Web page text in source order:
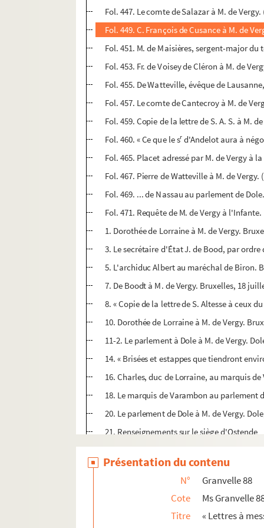
Fol. 447. Le comte de Salazar à M. de
Fol. 449. C. François de Cusance à M. de
Fol. 451. M. de Maisières, sergent-major
Fol. 453. Fr. de Voisey de Cléron à M. de
Fol. 455. De Watteville, évêque de
Fol. 457. Le comte de Cantecroy à M. de
Fol. 459. Copie de la lettre de S. A. S. à M.
Fol. 460. « Ce que le sr d'Andelot aura à
Fol. 465. Placet adressé par M. de Vergy à la
Fol. 467. Pierre de Watteville à M. de Vergy.
Fol. 469. ... de Nassau au parlement de
Fol. 471. Requête de M. de Vergy à
1. Dorothée de Lorraine à M. de Vergy.
3. Le secrétaire d'État J. de Bood, par
5. L'archiduc Albert au maréchal de Biron.
7. De Boodt à M. de Vergy. Bruxelles, 18
8. « Copie de la lettre de S. Altesse à ceux
10. Dorothée de Lorraine à M. de Vergy.
11-2. Le parlement à Dole à M. de Vergy.
14. « Brisées et estappes que tiendront
16. Charles, duc de Lorraine, au marquis
18. Le marquis de Varambon au parlement
20. Le parlement de Dole à M. de Vergy.
21. Renseignements sur le siège d'Ostende
25. Pierre Colombet et Vuillemot, officiers
28. Cinq lettres du parlement de Dole à M.
38. L'archevêque de Besançon au
42. Le parlement de Dole à M. de Vergy.
44. Le parlement de Dole à l'archevêque
Présentation du contenu
N°
Granvelle 88
Cote
Ms Granvelle
Titre
« Lettres à